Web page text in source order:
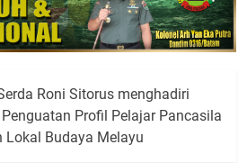
Roni Sitorus menghadiri
Profil Pelajar Pancasila
Lokal Budaya Melayu